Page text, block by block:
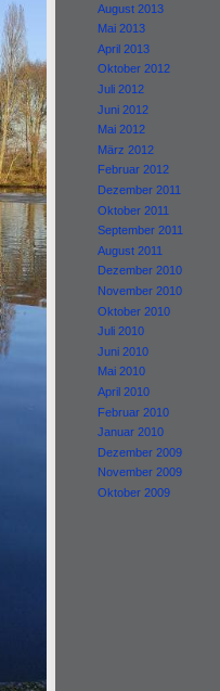
August 2013
Mai 2013
April 2013
Oktober 2012
Juli 2012
Juni 2012
Mai 2012
März 2012
Februar 2012
Dezember 2011
Oktober 2011
September 2011
August 2011
Dezember 2010
November 2010
Oktober 2010
Juli 2010
Juni 2010
Mai 2010
April 2010
Februar 2010
Januar 2010
Dezember 2009
November 2009
Oktober 2009